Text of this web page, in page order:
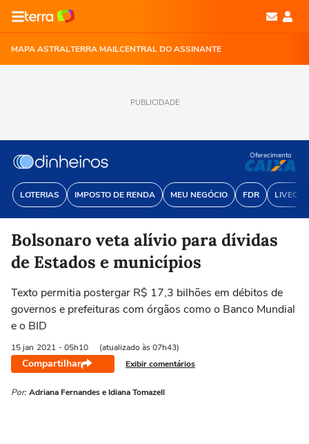
MAPA ASTRALTERRA MAILCENTRAL DO ASSINANTE
PUBLICIDADE
LOTERIAS IMPOSTO DE RENDA MEU NEGÓCIO FDR
Oferecimento
Bolsonaro veta alívio para dívidas
de Estados e municípios
Texto permitia postergar R$ 17,3 bilhões em débitos de
governos e prefeituras com órgãos como o Banco Mundial
e o BID
15 jan 2021 - 05h10 (atualizado às 07h43)
Compartilhar Exibir comentários
Por: Adriana Fernandes e Idiana Tomazell